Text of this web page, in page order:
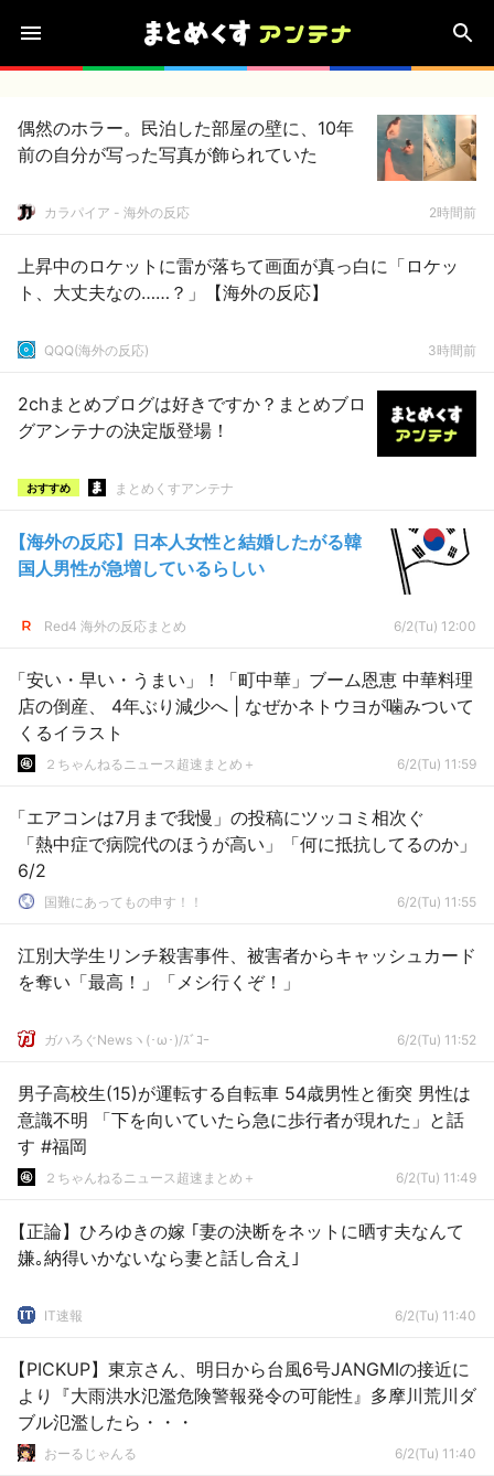
偶然のホラー。民泊した部屋の壁に、10年
前の自分が写った写真が飾られていた
カラパイア - 海外の反応 2時間前
上昇中のロケットに雷が落ちて画面が真っ白に「ロケッ
ト、大丈夫なの……？」【海外の反応】
QQQ(海外の反応) 3時間前
2chまとめブログは好きですか？まとめブロ
グアンテナの決定版登場！
おすすめ まとめくすアンテナ
【海外の反応】日本人女性と結婚したがる韓
国人男性が急増しているらしい
Red4 海外の反応まとめ 6/2(Tu) 12:00
「安い・早い・うまい」！「町中華」ブーム恩恵 中華料理
店の倒産、 4年ぶり減少へ | なぜかネトウヨが噛みついて
くるイラスト
２ちゃんねるニュース超速まとめ＋ 6/2(Tu) 11:59
「エアコンは7月まで我慢」の投稿にツッコミ相次ぐ
「熱中症で病院代のほうが高い」「何に抵抗してるのか」
6/2
国難にあってもの申す！！ 6/2(Tu) 11:55
江別大学生リンチ殺害事件、被害者からキャッシュカード
を奪い「最高！」「メシ行くぞ！」
ガハろぐNewsヽ(･ω･)/ｽﾞｺｰ 6/2(Tu) 11:52
男子高校生(15)が運転する自転車 54歳男性と衝突 男性は
意識不明 「下を向いていたら急に歩行者が現れた」と話
す #福岡
２ちゃんねるニュース超速まとめ＋ 6/2(Tu) 11:49
【正論】ひろゆきの嫁 ｢妻の決断をネットに晒す夫なんて
嫌｡納得いかないなら妻と話し合え｣
IT速報 6/2(Tu) 11:40
【PICKUP】東京さん、明日から台風6号JANGMIの接近に
より『大雨洪水氾濫危険警報発令の可能性』多摩川荒川ダ
ブル氾濫したら・・・
おーるじゃんる 6/2(Tu) 11:40